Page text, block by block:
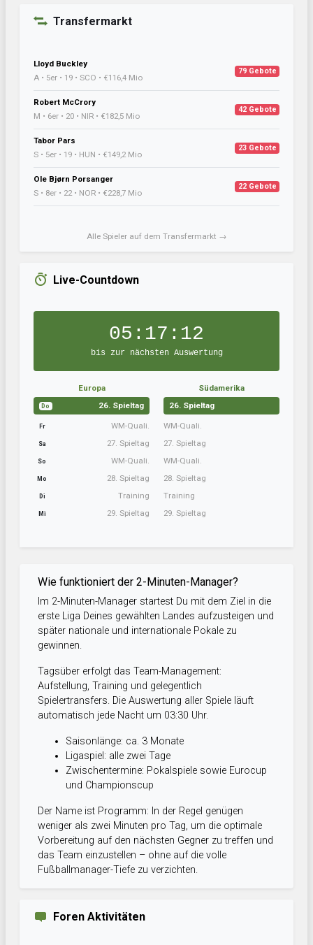
Transfermarkt
Lloyd Buckley
A • 5er • 19 • SCO • €116,4 Mio
79 Gebote
Robert McCrory
M • 6er • 20 • NIR • €182,5 Mio
42 Gebote
Tabor Pars
S • 5er • 19 • HUN • €149,2 Mio
23 Gebote
Ole Bjørn Porsanger
S • 8er • 22 • NOR • €228,7 Mio
22 Gebote
Alle Spieler auf dem Transfermarkt →
Live-Countdown
05:17:11
bis zur nächsten Auswertung
Europa
Do 26. Spieltag
Fr WM-Quali.
Sa 27. Spieltag
So WM-Quali.
Mo 28. Spieltag
Di Training
Mi 29. Spieltag
Südamerika
26. Spieltag
WM-Quali.
27. Spieltag
WM-Quali.
28. Spieltag
Training
29. Spieltag
Wie funktioniert der 2-Minuten-Manager?
Im 2-Minuten-Manager startest Du mit dem Ziel in die
erste Liga Deines gewählten Landes aufzusteigen und
später nationale und internationale Pokale zu
gewinnen.
Tagsüber erfolgt das Team-Management:
Aufstellung, Training und gelegentlich
Spielertransfers. Die Auswertung aller Spiele läuft
automatisch jede Nacht um 03:30 Uhr.
Saisonlänge: ca. 3 Monate
Ligaspiel: alle zwei Tage
Zwischentermine: Pokalspiele sowie Eurocup
und Championscup
Der Name ist Programm: In der Regel genügen
weniger als zwei Minuten pro Tag, um die optimale
Vorbereitung auf den nächsten Gegner zu treffen und
das Team einzustellen – ohne auf die volle
Fußballmanager-Tiefe zu verzichten.
Foren Aktivitäten